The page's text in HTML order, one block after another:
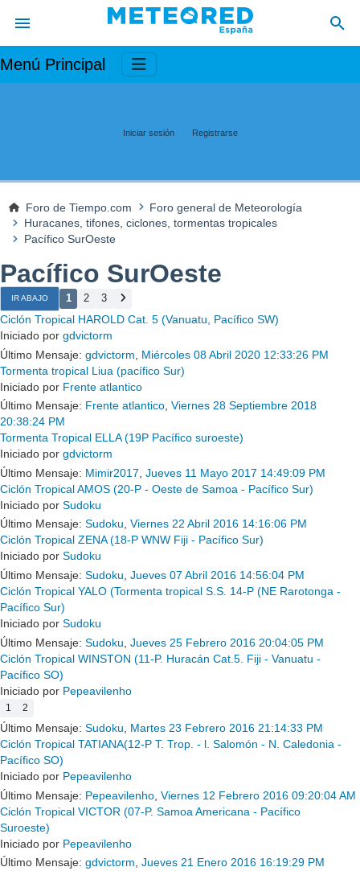
Menú Principal
Iniciar sesión Registrarse
Foro de Tiempo.com
Foro general de Meteorología
Huracanes, tifones, ciclones, tormentas tropicales
Pacífico SurOeste
Pacífico SurOeste
IR ABAJO 1 2 3
Ciclón Tropical HAROLD Cat. 5 (Vanuatu, Pacífico SW)
Iniciado por gdvictorm
Último Mensaje: gdvictorm
Miércoles 08 Abril 2020 12:33:26 PM
Tormenta tropical Liua (pacífico Sur)
Iniciado por Frente atlantico
Último Mensaje: Frente atlantico, Viernes 28 Septiembre 2018
20:38:24 PM
Tormenta Tropical ELLA (19P Pacífico suroeste)
Iniciado por gdvictorm
Último Mensaje: Mimir2017 Jueves 11 Mayo 2017 14:49:09 PM
Ciclón Tropical AMOS (20-P - Oeste de Samoa - Pacífico Sur)
Iniciado por Sudoku
Último Mensaje: Sudoku, Viernes 22 Abril 2016 14:16:06 PM
Ciclón Tropical ZENA (18-P WNW Fiji - Pacífico Sur)
Iniciado por Sudoku
Último Mensaje: Sudoku Jueves 07 Abril 2016 14:56:04 PM
Ciclón Tropical YALO (Tormenta tropical S.S. 14-P (NE Rarotonga -
Pacífico Sur)
Iniciado por Sudoku
Último Mensaje: Sudoku Jueves 25 Febrero 2016 20:04:05 PM
Ciclón Tropical WINSTON (11-P. Huracán Cat.5. Fiji - Vanuatu -
Pacífico SO)
Iniciado por Pepeavilenho
1 2
Último Mensaje: Sudoku, Martes 23 Febrero 2016 21:14:33 PM
Ciclón Tropical TATIANA(12-P T. Trop. - l. Salomón - N. Caledonia -
Pacífico SO)
Iniciado por Pepeavilenho
Último Mensaje: Pepeavilenho Viernes 12 Febrero 2016 09:20:04 AM
Ciclón Tropical VICTOR (07-P. Samoa Americana - Pacífico
Suroeste)
Iniciado por Pepeavilenho
Último Mensaje: gdvictorm, Jueves 21 Enero 2016 16:19:29 PM